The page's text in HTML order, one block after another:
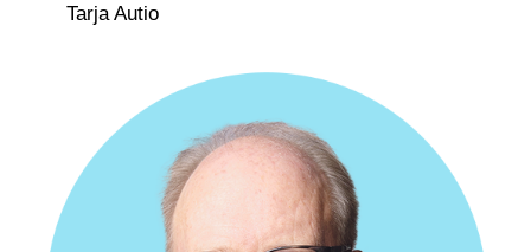
Tarja Autio